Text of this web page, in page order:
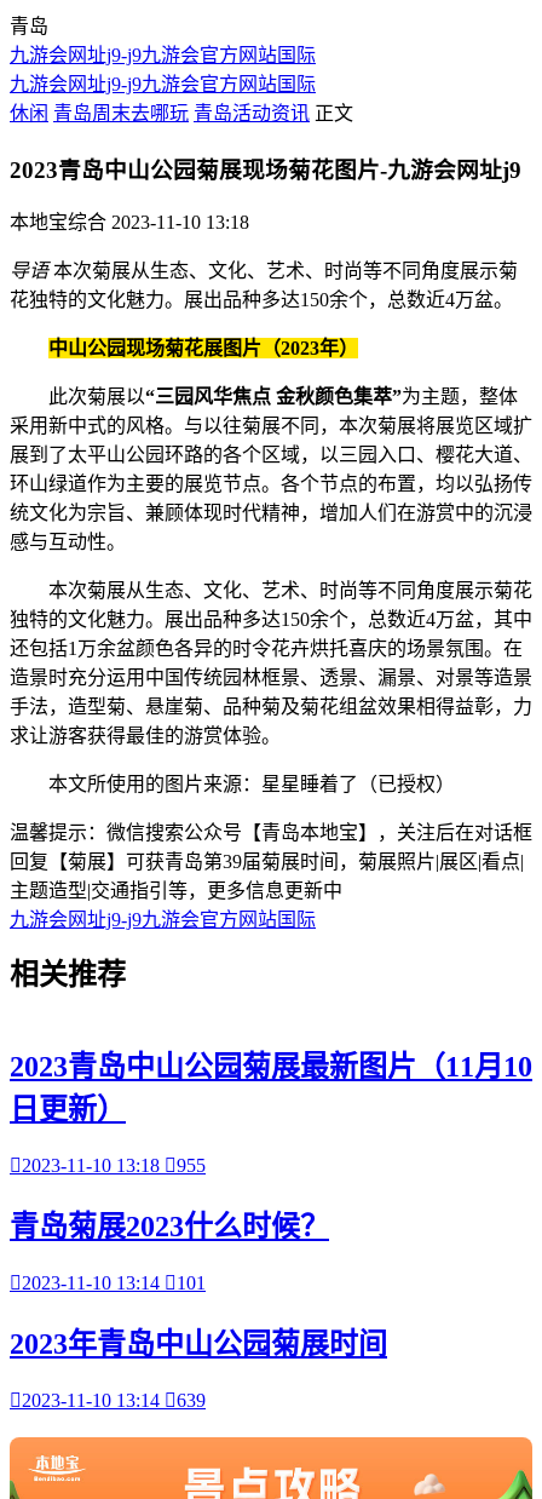
青岛
九游会网址j9-j9九游会官方网站国际
九游会网址j9-j9九游会官方网站国际
休闲 青岛周末去哪玩 青岛活动资讯 正文
2023青岛中山公园菊展现场菊花图片-九游会网址j9
本地宝综合 2023-11-10 13:18
导语本次菊展从生态、文化、艺术、时尚等不同角度展示菊
花独特的文化魅力。展出品种多达150余个，总数近4万盆。
中山公园现场菊花展图片（2023年）
此次菊展以“三园风华焦点 金秋颜色集萃”为主题，整体
采用新中式的风格。与以往菊展不同，本次菊展将展览区域扩
展到了太平山公园环路的各个区域，以三园入口、樱花大道、
环山绿道作为主要的展览节点。各个节点的布置，均以弘扬传
统文化为宗旨、兼顾体现时代精神，增加人们在游赏中的沉浸
感与互动性。
本次菊展从生态、文化、艺术、时尚等不同角度展示菊花
独特的文化魅力。展出品种多达150余个，总数近4万盆，其中
还包括1万余盆颜色各异的时令花卉烘托喜庆的场景氛围。在
造景时充分运用中国传统园林框景、透景、漏景、对景等造景
手法，造型菊、悬崖菊、品种菊及菊花组盆效果相得益彰，力
求让游客获得最佳的游赏体验。
本文所使用的图片来源：星星睡着了（已授权）
温馨提示：微信搜索公众号【青岛本地宝】，关注后在对话框
回复【菊展】可获青岛第39届菊展时间，菊展照片|展区|看点|
主题造型|交通指引等，更多信息更新中
九游会网址j9-j9九游会官方网站国际
相关推荐
2023青岛中山公园菊展最新图片（11月10
日更新）
2023-11-10 13:18 955
青岛菊展2023什么时候？
2023-11-10 13:14 101
2023年青岛中山公园菊展时间
2023-11-10 13:14 639